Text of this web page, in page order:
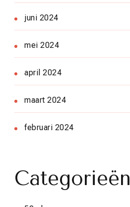
juni 2024
mei 2024
april 2024
maart 2024
februari 2024
Categorieën